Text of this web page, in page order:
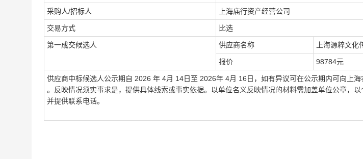
采购人/招标人 上海庙行资产经营公司
交易方式 比选
第一成交候选人 供应商名称 上海源粹文化
报价 98784元
供应商中标候选人公示期自 2026 年 4月 14日至 2026年 4月 16 日 ，如有异议可在公示期内可向上海
。反 映情况须实事求是，提供具体线索或事实依据。以单位名义反映情况的材料需加盖单位公章，以
并提供联系电话。